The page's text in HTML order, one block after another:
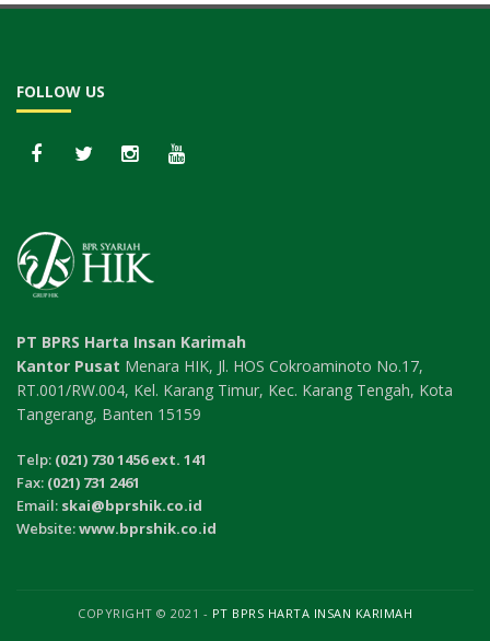
FOLLOW US
PT BPRS Harta Insan Karimah
Kantor Pusat Menara HIK, Jl. HOS Cokroaminoto No.17,
RT.001/RW.004, Kel. Karang Timur, Kec. Karang Tengah, Kota
Tangerang, Banten 15159
Telp: (021) 730 1456 ext. 141
Fax: (021) 731 2461
Email: skai@bprshik.co.id
Website:www.bprshik.co.id
COPYRIGHT © 2021 - PT BPRS HARTA INSAN KARIMAH